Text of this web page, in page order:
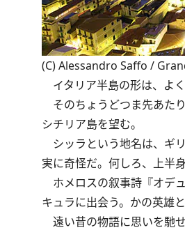
(C) Alessandro Saffo /
イタリア半島の形は、よ
そのちょうどつま先あた
シチリア島を望む。
シッラという地名は、ギ
実に奇怪だ。何しろ、上半
ホメロスの叙事詩『オデ
キュラに出会う。かの英雄
遠い昔の物語に思いを馳